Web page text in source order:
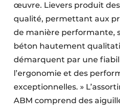
œuvre. Lievers produit
qualité, permettant aux
de manière performante,
béton hautement
démarquent par une
l’ergonomie et des
exceptionnelles. »
ABM comprend des